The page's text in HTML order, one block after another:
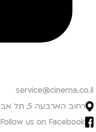
service@cinema.co.il
רחוב הארבעה 5, תל אביב
Follow us on Facebook